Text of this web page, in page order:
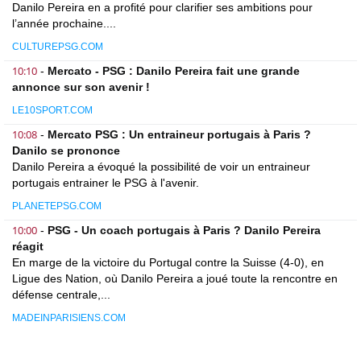
Danilo Pereira en a profité pour clarifier ses ambitions pour
l’année prochaine....
CULTUREPSG.COM
10:10 - Mercato - PSG : Danilo Pereira fait une grande
annonce sur son avenir !
LE10SPORT.COM
10:08 - Mercato PSG : Un entraineur portugais à Paris ?
Danilo se prononce
Danilo Pereira a évoqué la possibilité de voir un entraineur
portugais entrainer le PSG à l'avenir.
PLANETEPSG.COM
10:00 - PSG - Un coach portugais à Paris ? Danilo Pereira
réagit
En marge de la victoire du Portugal contre la Suisse (4-0), en
Ligue des Nation, où Danilo Pereira a joué toute la rencontre en
défense centrale,...
MADEINPARISIENS.COM